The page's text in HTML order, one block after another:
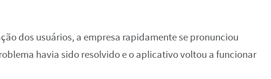
dos usuários, a empresa rapidamente se pronunciou
havia sido resolvido e o aplicativo voltou a funcionar